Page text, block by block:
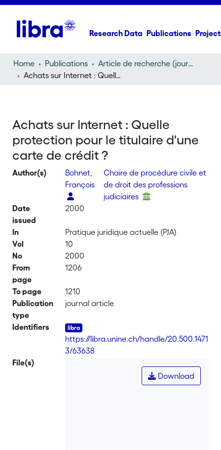
Research Data Publications
Home Publications
Article de recherche (journal article)
Achats sur Internet : Quelle protection pour le titulaire d'une carte de crédit ?
Achats sur Internet : Quelle
protection pour le titulaire d'une
carte de crédit ?
Author(s)
Bohnet,
François
Chaire de procédure civile et
de droit des professions
judiciaires
Date
issued
2000
In
Pratique juridique actuelle (PJA)
Vol
10
No
2000
From
page
1206
To page
1210
Publication
type
journal article
Identifiers
https://libra.unine.ch/handle/20.500.1471
3/63638
File(s)
Download